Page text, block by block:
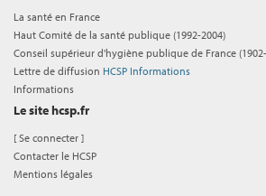
La santé en France
Haut Comité de la santé publique (1992-2004)
Conseil supérieur d'hygiène publique de France
Lettre de diffusion HCSP Informations
Informations
Le site hcsp.fr
[Se connecter ]
Contacter le HCSP
Mentions légales